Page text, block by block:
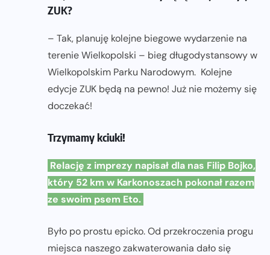
ZUK?
– Tak, planuję kolejne biegowe wydarzenie na
terenie Wielkopolski – bieg długodystansowy w
Wielkopolskim Parku Narodowym. Kolejne
edycje ZUK będą na pewno! Już nie możemy się
doczekać!
Trzymamy kciuki!
Relację z imprezy napisał dla nas Filip Bojko,
który 52 km w Karkonoszach pokonał razem
ze swoim psem Eto.
Było po prostu epicko. Od przekroczenia progu
miejsca naszego zakwaterowania dało się